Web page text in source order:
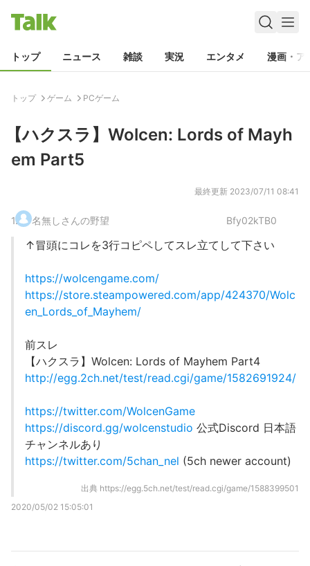
トップ ニュース 雑談 実況 エンタメ 漫画・ア
トップ ゲーム PCゲーム
【ハクスラ】Wolcen: Lords of Mayh
em Part5
最終更新 2023/07/11 08:41
1. 名無しさんの野望 Bfy02kTB0
↑冒頭にコレを3行コピペしてスレ立てして下さい
https://wolcengame.com/
https://store.steampowered.com/app/424370/Wolc
en_Lords_of_Mayhem/
前スレ
【ハクスラ】Wolcen: Lords of Mayhem Part4
http://egg.2ch.net/test/read.cgi/game/1582691924/
https://twitter.com/WolcenGame
https://discord.gg/wolcenstudio 公式Discord 日本語
チャンネルあり
https://twitter.com/5chan_nel (5ch newer account)
出典 https://egg.5ch.net/test/read.cgi/game/1588399501
2020/05/02 15:05:01